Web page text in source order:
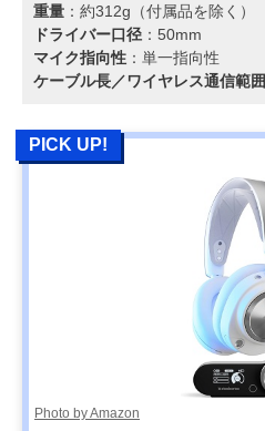
重量 ：約312g（付属品を除く）
ドライバー口径 ：50mm
マイク指向性 ：単一指向性
ケーブル長／ワイヤレス通信範囲
PICK UP!
Photo by Amazon